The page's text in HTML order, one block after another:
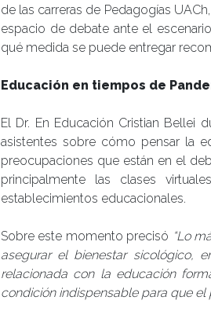
de las carreras de Pedagogías
espacio de debate ante el
qué medida se puede entregar
Educación en tiempos de
El Dr. En Educación Cristian Bellei
asistentes sobre cómo pensar la
preocupaciones que están en el
principalmente las clases
establecimientos educacionales.
Sobre este momento precisó “Lo
asegurar el bienestar sicológico,
relacionada con la educación
condición indispensable para que el